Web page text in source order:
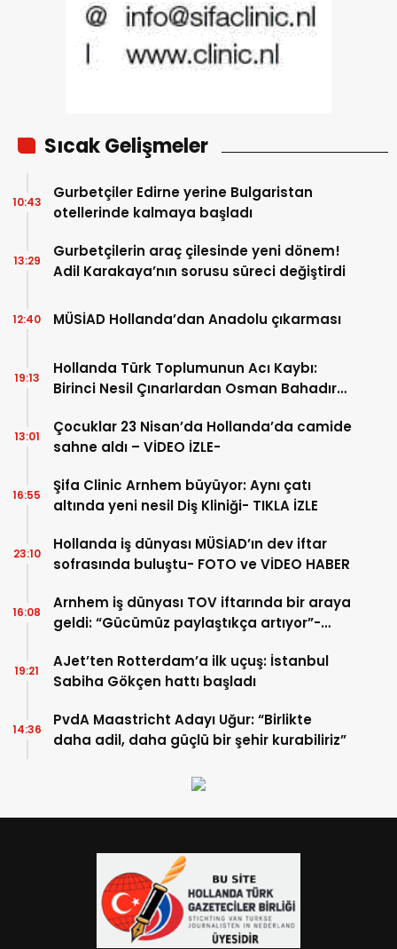
Sıcak Gelişmeler
Gurbetçiler Edirne yerine Bulgaristan
otellerinde kalmaya başladı
10:43
Gurbetçilerin araç çilesinde yeni dönem!
Adil Karakaya’nın sorusu süreci değiştirdi
13:29
MÜSİAD Hollanda’dan Anadolu çıkarması
12:40
Hollanda Türk Toplumunun Acı Kaybı:
Birinci Nesil Çınarlardan Osman Bahadır
19:13
Çocuklar 23 Nisan’da Hollanda’da camide
sahne aldı – VİDEO İZLE-
13:01
Şifa Clinic Arnhem büyüyor: Aynı çatı
altında yeni nesil Diş Kliniği- TIKLA İZLE
16:55
Hollanda iş dünyası MÜSİAD’ın dev iftar
sofrasında buluştu- FOTO ve VİDEO HABER
23:10
Arnhem iş dünyası TOV iftarında bir araya
geldi: “Gücümüz paylaştıkça artıyor”-
16:08
AJet’ten Rotterdam’a ilk uçuş: İstanbul
Sabiha Gökçen hattı başladı
19:21
PvdA Maastricht Adayı Uğur: “Birlikte
daha adil, daha güçlü bir şehir kurabiliriz”
14:36